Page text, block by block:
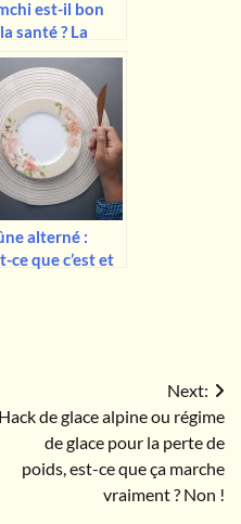
est-il bon
santé ? La
sur ce plat
alterné :
ce que c’est et
Next:
Hack de glace alpine ou régime
de glace pour la perte de
poids, est-ce que ça marche
vraiment ? Non !